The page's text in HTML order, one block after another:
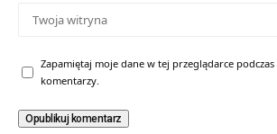
Zapamiętaj moje dane w tej przeglądarce
komentarzy.